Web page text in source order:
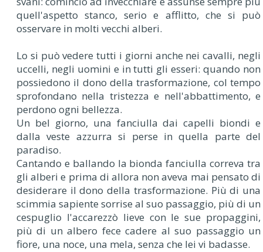
quell'aspetto stanco, serio e afflitto, che si può
osservare in molti vecchi alberi.
Lo si può vedere tutti i giorni anche nei cavalli, negli
uccelli, negli uomini e in tutti gli esseri: quando non
possiedono il dono della trasformazione, col tempo
sprofondano nella tristezza e nell'abbattimento, e
perdono ogni bellezza.
Un bel giorno, una fanciulla dai capelli biondi e
dalla veste azzurra si perse in quella parte del
paradiso.
Cantando e ballando la bionda fanciulla correva tra
gli alberi e prima di allora non aveva mai pensato di
desiderare il dono della trasformazione. Più di una
scimmia sapiente sorrise al suo passaggio, più di un
cespuglio l'accarezzò lieve con le sue propaggini,
più di un albero fece cadere al suo passaggio un
fiore, una noce, una mela, senza che lei vi badasse.